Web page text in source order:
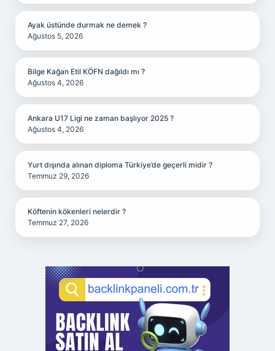
Ayak üstünde durmak ne demek ?
Ağustos 5, 2026
Bilge Kağan Etil KÖFN dağıldı mı ?
Ağustos 4, 2026
Ankara U17 Ligi ne zaman başlıyor 2025 ?
Ağustos 4, 2026
Yurt dışında alınan diploma Türkiye’de geçerli midir ?
Temmuz 29, 2026
Köftenin kökenleri nelerdir ?
Temmuz 27, 2026